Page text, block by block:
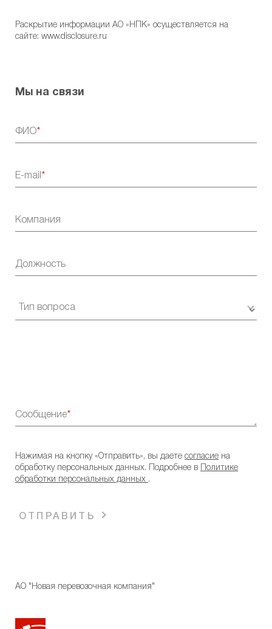
Раскрытие информации АО «НПК» осуществляется на
сайте: www.disclosure.ru
Мы на связи
ФИО
E-mail
Компания
Должность
Сообщение
Нажимая на кнопку «Отправить», вы даете согласие на
обработку персональных данных. Подробнее в
Политике
обработки персональных данных .
ОТПРАВИТЬ
АО "Новая перевозочная компания"